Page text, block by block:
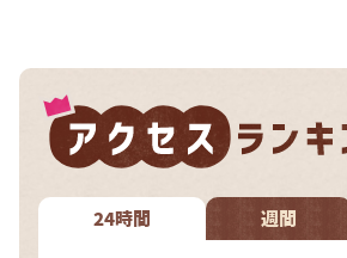
24時間 週間